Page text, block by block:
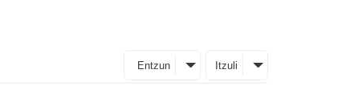
Entzun Itzuli